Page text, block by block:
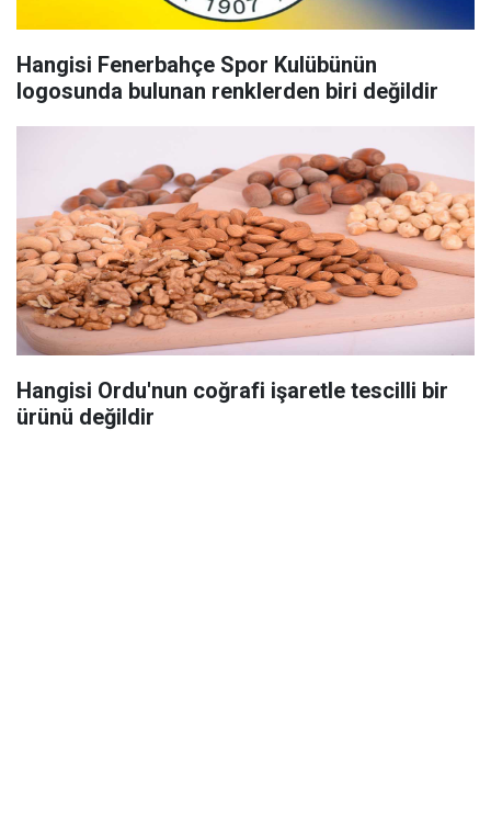
Hangisi Fenerbahçe Spor Kulübünün
logosunda bulunan renklerden biri değildir
Hangisi Ordu'nun coğrafi işaretle tescilli bir
ürünü değildir